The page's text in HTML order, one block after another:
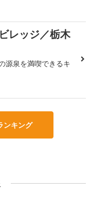
レッジ／栃木
源泉を満喫できるキ
ンキング